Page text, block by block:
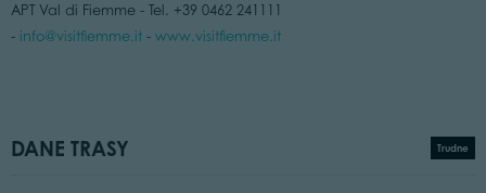
APT Val di Fiemme - Tel. +39 0462 241111
- info@visitfiemme.it- www.visitfiemme.it
DANE TRASY Trudne